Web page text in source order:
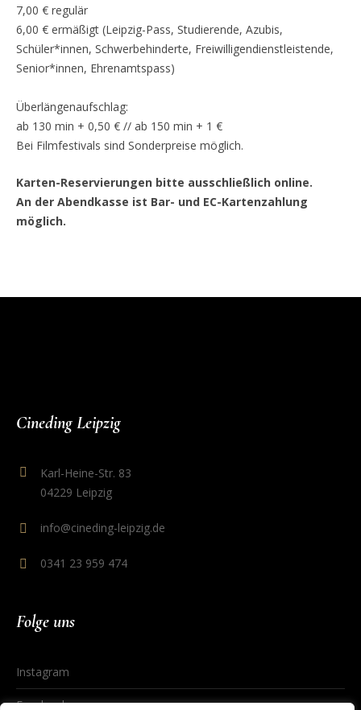
7,00 € regulär
6,00 € ermäßigt (Leipzig-Pass, Studierende, Azubis,
Schüler*innen, Schwerbehinderte, Freiwilligendienstleistende,
Senior*innen, Ehrenamtspass)
Überlängenaufschlag:
ab 130 min + 0,50 € // ab 150 min + 1 €
Bei Filmfestivals sind Sonderpreise möglich.
Karten-Reservierungen bitte ausschließlich online.
An der Abendkasse ist Bar- und EC-Kartenzahlung
möglich.
Cineding Leipzig
Karl-Heine-Str. 83
04229 Leipzig
info@cineding-leipzig.de
0341 23 959 474
Folge uns
Instagram
Facebook